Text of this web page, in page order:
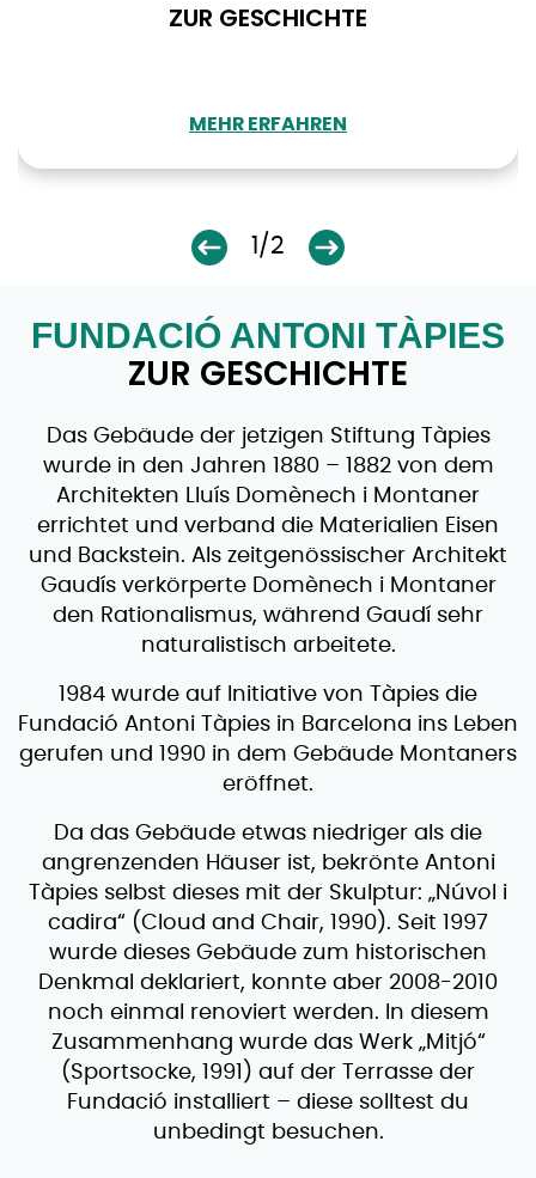
ZUR GESCHICHTE
MEHR ERFAHREN
1/2
FUNDACIÓ ANTONI TÀPIES
ZUR GESCHICHTE
Das Gebäude der jetzigen Stiftung Tàpies
wurde in den Jahren 1880 – 1882 von dem
Architekten Lluís Domènech i Montaner
errichtet und verband die Materialien Eisen
und Backstein. Als zeitgenössischer Architekt
Gaudís verkörperte Domènech i Montaner
den Rationalismus, während Gaudí sehr
naturalistisch arbeitete.
1984 wurde auf Initiative von Tàpies die
Fundació Antoni Tàpies in Barcelona ins Leben
gerufen und 1990 in dem Gebäude Montaners
eröffnet.
Da das Gebäude etwas niedriger als die
angrenzenden Häuser ist, bekrönte Antoni
Tàpies selbst dieses mit der Skulptur: „Núvol i
cadira“ (Cloud and Chair, 1990). Seit 1997
wurde dieses Gebäude zum historischen
Denkmal deklariert, konnte aber 2008-2010
noch einmal renoviert werden. In diesem
Zusammenhang wurde das Werk „Mitjó“
(Sportsocke, 1991) auf der Terrasse der
Fundació installiert – diese solltest du
unbedingt besuchen.